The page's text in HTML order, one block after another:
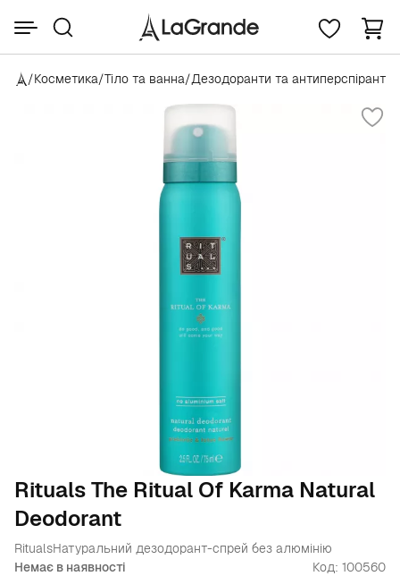
/Косметика/Тіло та ванна/Дезодоранти та антиперспіранти
Rituals The Ritual Of Karma Natural
Deodorant
RitualsНатуральний дезодорант-спрей без алюмінію
Немає в наявності
Код: 100560